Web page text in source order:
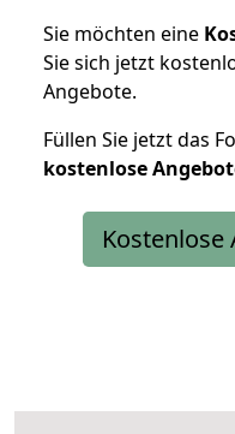
Sie möchten eine
Sie sich jetzt
Angebote.
Füllen Sie jetzt das
kostenlose
Kostenlose